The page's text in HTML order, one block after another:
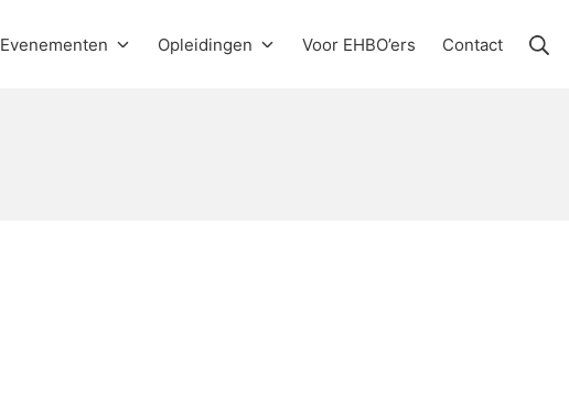
Evenementen Opleidingen Voor EHBO’ers Contact